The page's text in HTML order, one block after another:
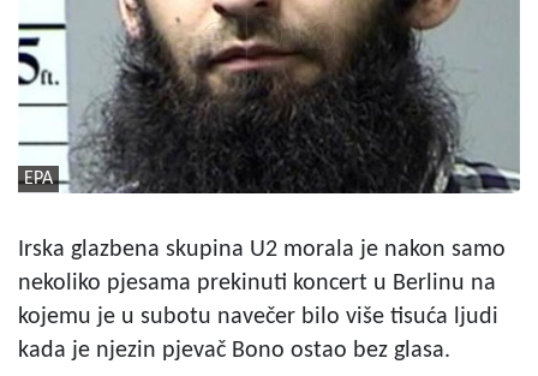
EPA
Irska glazbena skupina U2 morala je nakon samo
nekoliko pjesama prekinuti koncert u Berlinu na
kojemu je u subotu navečer bilo više tisuća ljudi
kada je njezin pjevač Bono ostao bez glasa.